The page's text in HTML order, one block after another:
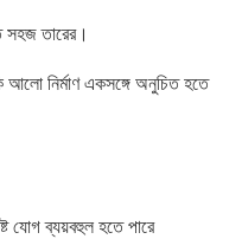
সহজ তারের।
আলো নির্মাণ একসঙ্গে অনুচিত হতে
যোগ ব্যয়বহুল হতে পারে